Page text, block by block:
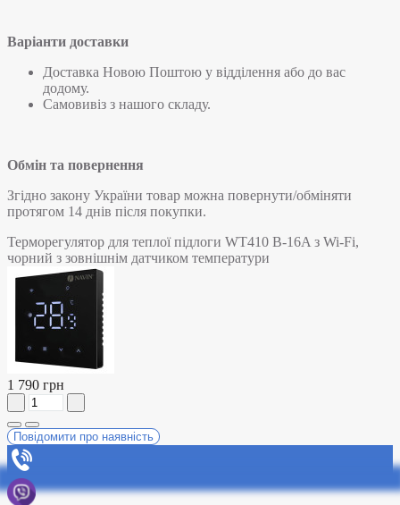
Варіанти доставки
Доставка Новою Поштою у відділення або до вас
додому.
Самовивіз з нашого складу.
Обмін та повернення
Згідно закону України товар можна повернути/обміняти
протягом 14 днів після покупки.
Терморегулятор для теплої підлоги WT410 B-16A з Wi-Fi,
чорний з зовнішнім датчиком температури
1 790 грн
Повідомити про наявність